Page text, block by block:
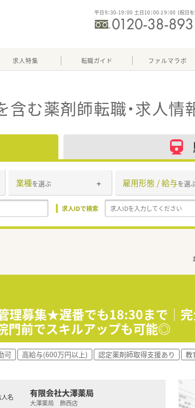
平日9：30-19：00 土日10：00-19：00 （祝日
求人特集 転職ガイド ファルマラボ
含む薬剤師転職・求人情
業種を選ぶ 雇用形態 / 給与を選
求人IDで検索
理募集★遅番でも18:30まで│完
門前でスキルアップも可能◎
可 高給与(600万円以上) 認定薬剤師取得支援あり 教
人名 有限会社大澤薬局
大澤薬局 飾西店